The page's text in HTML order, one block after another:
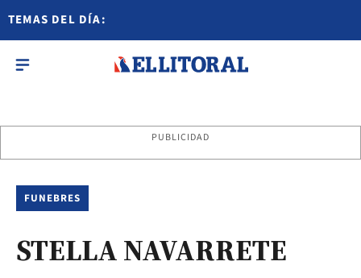
TEMAS DEL DÍA:
PUBLICIDAD
FUNEBRES
STELLA NAVARRETE